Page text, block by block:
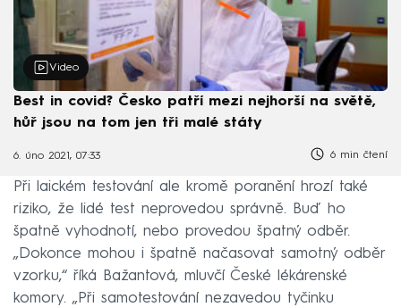
Video
Best in covid? Česko patří mezi nejhorší na světě,
hůř jsou na tom jen tři malé státy
6. úno 2021, 07:33 6 min čtení
Při laickém testování ale kromě poranění hrozí také
riziko, že lidé test neprovedou správně. Buď ho
špatně vyhodnotí, nebo provedou špatný odběr.
„Dokonce mohou i špatně načasovat samotný odběr
vzorku,“ říká Bažantová, mluvčí České lékárenské
komory. „Při samotestování nezavedou tyčinku